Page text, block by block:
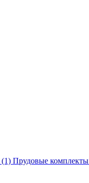
(1) Прудовые комплекты